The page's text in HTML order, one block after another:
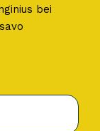
bei